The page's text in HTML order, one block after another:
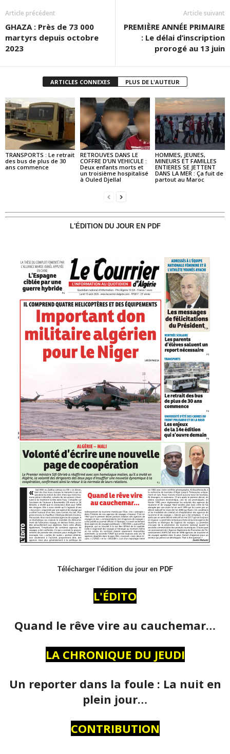
Article précédent
GHAZA : Près de 73 000
martyrs depuis octobre
2023
Article suivant
PREMIÈRE ANNÉE PRIMAIRE
: Le délai d’inscription
prorogé au 13 juin
ARTICLES CONNEXES PLUS DE L'AUTEUR
TRANSPORTS : Le retrait
des bus de plus de 30
ans commence
RETROUVES DANS LE
COFFRE D’UN VEHICULE :
Deux enfants morts et
un troisième hospitalisé
à Ouled Djellal
HOMMES, JEUNES,
MINEURS ET FAMILLES
ENTIERES SE JETTENT
DANS LA MER : Ça fuit de
partout au Maroc
L'ÉDITION DU JOUR EN PDF
Télécharger l'édition du jour en PDF
L'ÉDITO
Quand le rêve vire au cauchemar…
LA CHRONIQUE DU JEUDI
Un reporter dans la foule : La nuit en
plein jour…
CONTRIBUTION